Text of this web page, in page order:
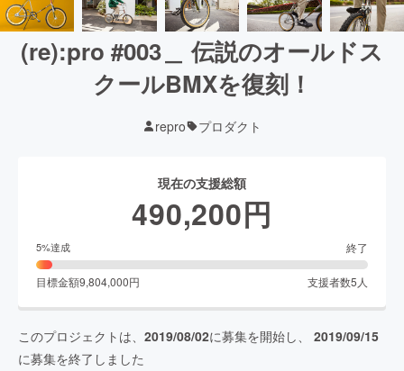
(re):pro #003＿ 伝説のオールドス
クールBMXを復刻！
repro プロダクト
現在の支援総額
490,200円
5%達成 終了
目標金額9,804,000円 支援者数5 人
このプロジェクトは、 2019/08/02に募集を開始し、 2019/09/15
に募集を終了しました